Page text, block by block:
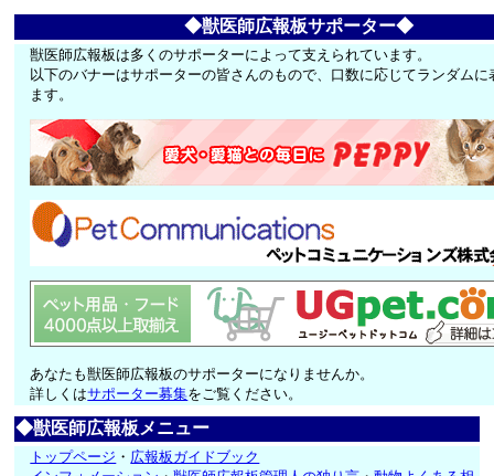
◆獣医師広報板サポーター◆
獣医師広報板は多くのサポーターによって支えられています。
以下のバナーはサポーターの皆さんのもので、口数に応じてランダムに
ます。
あなたも獣医師広報板のサポーターになりませんか。
詳しくはサポーター募集をご覧ください。
◆獣医師広報板メニュー
トップページ ・ 広報板ガイドブック